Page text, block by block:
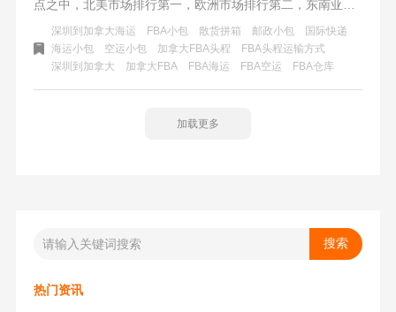
点之中，北美市场排行第一，欧洲市场排行第二，东南亚市
场排行第三……加拿大相邻美国位于北美北部，是最近几年
发展速度最快的亚马逊FBA市场之一。那么，深圳到加拿大
FBA头程运输方式有哪些？
深圳到加拿大海运 FBA小包 散货拼箱 邮政小包
国际快递
海运小包
空运小包 加拿大FBA头程
FBA头程运输方式
深圳到加拿大
加拿大FBA ​FBA海运 FBA空运 FBA仓库
加载更多
热门资讯